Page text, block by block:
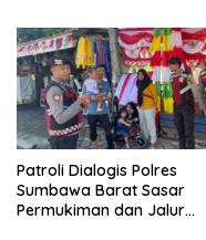
Patroli Dialogis Polres
Sumbawa Barat Sasar
Permukiman dan Jalur